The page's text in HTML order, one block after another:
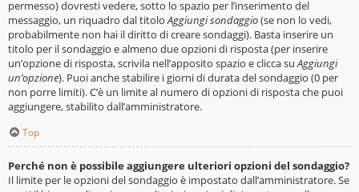
permesso) dovresti vedere, sotto lo spazio per l’inserimento del
messaggio, un riquadro dal titolo Aggiungi sondaggio(se non lo vedi,
probabilmente non hai il diritto di creare sondaggi). Basta inserire un
titolo per il sondaggio e almeno due opzioni di risposta (per inserire
un’opzione di risposta, scrivila nell’apposito spazio e clicca su Aggiungi
un’opzione). Puoi anche stabilire i giorni di durata del sondaggio (0 per
non porre limiti). C’è un limite al numero di opzioni di risposta che puoi
aggiungere, stabilito dall’amministratore.
Top
Perché non è possibile aggiungere ulteriori opzioni del sondaggio?
Il limite per le opzioni del sondaggio è impostato dall’amministratore. Se